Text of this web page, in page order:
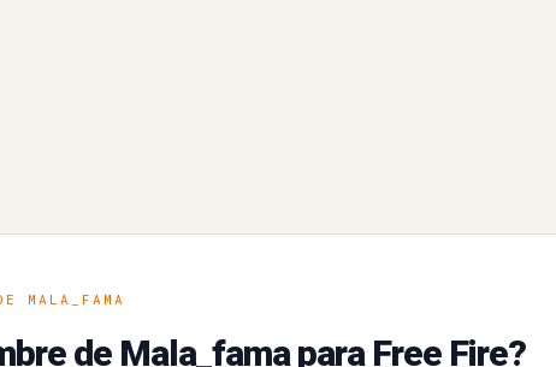
MALA_FAMA
de Mala_fama para Free Fire?